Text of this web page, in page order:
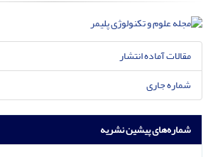
مقالات آماده انتشار
شماره جاری
شماره‌های پیشین نشریه